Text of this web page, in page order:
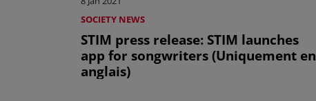
SOCIETY NEWS
STIM press release: STIM launches
app for songwriters (Uniquement en
anglais)